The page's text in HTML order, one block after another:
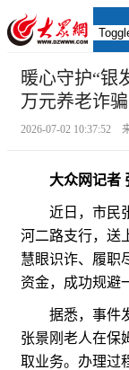
暖心守护“银
万元养老诈
2026-07-02 10:37:52
大众网记者
近日，市民张
河二路支行，送
慧眼识诈、履职
资金，成功规避
据悉，事件发
张景刚老人在保
取业务。办理过